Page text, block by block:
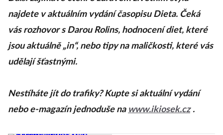
najdete v aktuálním vydání časopisu Dieta. Čeká
vás rozhovor s Darou Rolins, hodnocení diet, které
jsou aktuálně „in“, nebo tipy na maličkosti, které vás
udělají šťastnými.
Nestíháte jít do trafiky? Kupte si aktuální vydání
nebo e-magazín jednoduše na www.ikiosek.cz .